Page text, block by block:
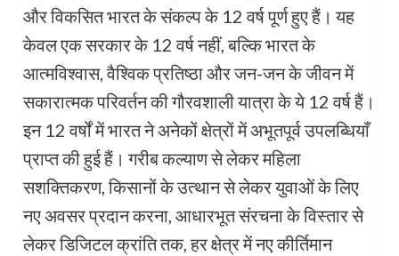
और विकसित भारत के संकल्प के 12 वर्ष पूर्ण हुए हैं। यह
केवल एक सरकार के 12 वर्ष नहीं, बल्कि भारत के
आत्मविश्वास, वैश्विक प्रतिष्ठा और जन-जन के जीवन में
सकारात्मक परिवर्तन की गौरवशाली यात्रा के ये 12 वर्ष हैं।
इन 12 वर्षों में भारत ने अनेकों क्षेत्रों में अभूतपूर्व उपलब्धियाँ
प्राप्त की हुई हैं। गरीब कल्याण से लेकर महिला
सशक्तिकरण, किसानों के उत्थान से लेकर युवाओं के लिए
नए अवसर प्रदान करना, आधारभूत संरचना के विस्तार से
लेकर डिजिटल क्रांति तक, हर क्षेत्र में नए कीर्तिमान